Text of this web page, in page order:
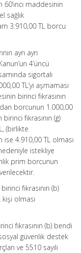
maddesinin
sağlık
3.910,00 TL borcu
ayrı ayrı
4’üncü
sigortalı
TL’yi aşmaması
birinci fıkrasının
borcunun 1.000,00
fıkrasının (g)
(birlikte
4.910,00 TL olması
istekliye
prim borcunun
fıkrasının (b)
olması
fıkrasının (b) bendi
güvenlik destek
ve 5510 sayılı